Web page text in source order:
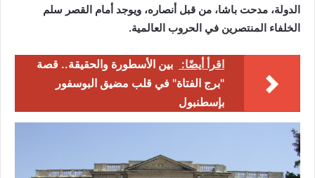
الدولة، مدحت باشا، من قبل أنصاره، ويوجد أمام القصر سلم
الخلفاء المنتصرين في الحروب العالمية.
اقرأ أيضًا:
بين الأسطورة والحقيقة.. قصة
"برج الفتاة" في قلب مضيق البوسفور
بإسطنبول